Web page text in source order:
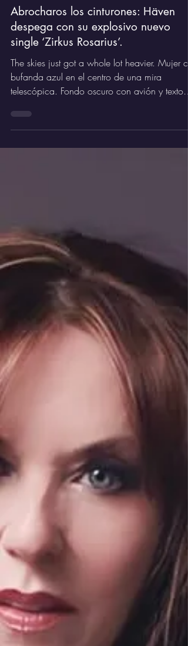
Häven
Abrocharos los cinturones: Häven
despega con su explosivo nuevo
single ‘Zirkus Rosarius’.
The skies just got a whole lot heavier. Mujer
bufanda azul en el centro de una mira
telescópica. Fondo oscuro con avión y texto
máximo... Häven está de vuelta con Zirkus